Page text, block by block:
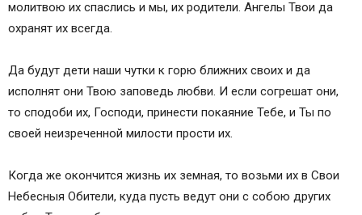
молитвою их спаслись и мы, их родители. Ангелы Твои да
охранят их всегда.
Да будут дети наши чутки к горю ближних своих и да
исполнят они Твою заповедь любви. И если согрешат они,
то сподоби их, Господи, принести покаяние Тебе, и Ты по
своей неизреченной милости прости их.
Когда же окончится жизнь их земная, то возьми их в Свои
Небесныя Обители, куда пусть ведут они с собою других